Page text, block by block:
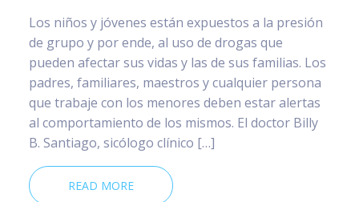
Los niños y jóvenes están expuestos a la presión
de grupo y por ende, al uso de drogas que
pueden afectar sus vidas y las de sus familias. Los
padres, familiares, maestros y cualquier persona
que trabaje con los menores deben estar alertas
al comportamiento de los mismos. El doctor Billy
B. Santiago, sicólogo clínico […]
READ MORE